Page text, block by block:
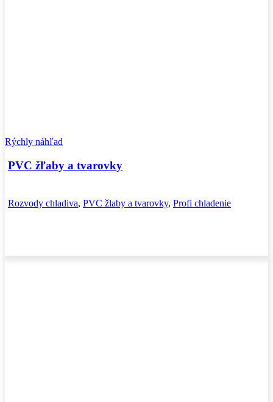
Rýchly náhľad
PVC žľaby a tvarovky
Rozvody chladiva, PVC žlaby a tvarovky, Profi chladenie